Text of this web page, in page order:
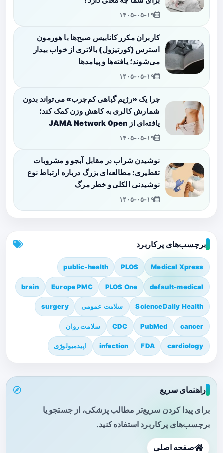
۱۴۰۵-۰۵-۱۹
کاربران مکرر کانابیس صبح‌ها با هورمون
استرس (کورتیزول) بالاتری از خواب بیدار
می‌شوند؛ یافته‌ها و پیامدها
۱۴۰۵-۰۵-۱۹
چرا یک «رژیم گیاهی کم‌چرب» می‌تواند بدون
شمارش کالری به کاهش وزن کمک کند؛
یافته‌ای از JAMA Network Open
۱۴۰۵-۰۵-۱۹
نوشیدن شراب در مقابل آبجو و مشروبات
تقطیری: مطالعه‌ای بزرگ درباره ارتباط نوع
نوشیدنی الکلی و خطر مرگ
۱۴۰۵-۰۵-۱۹
برچسب‌های پرکاربرد
Medical Xpress
PLOS
public-health
default-medical
PLOS One
Europe PMC
brain
ScienceDaily Health سلامت عمومی surgery
cancer
PubMed
CDC سلامت روان
cardiology
FDA
infection اپیدمیولوژی
راهنمای سریع
برای پیدا کردن سریع‌تر مطالب پزشکی، از جستجو یا
برچسب‌های پرکاربرد استفاده کنید.
صفحه اصلی